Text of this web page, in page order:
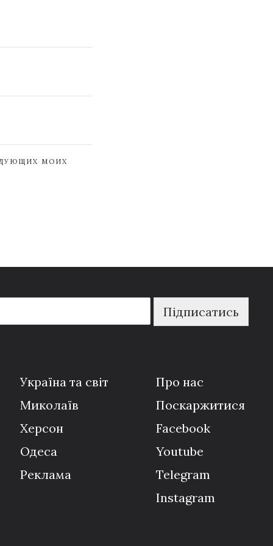
МОИХ
Підписатись
Україна та світ
Миколаїв
Херсон
Одеса
Реклама
Про нас
Поскаржитися
Facebook
Youtube
Telegram
Instagram